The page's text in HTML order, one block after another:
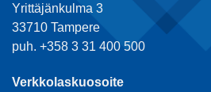
Yrittäjänkulma 3
33710 Tampere
puh. +358 3 31 400 500
Verkkolaskuosoite